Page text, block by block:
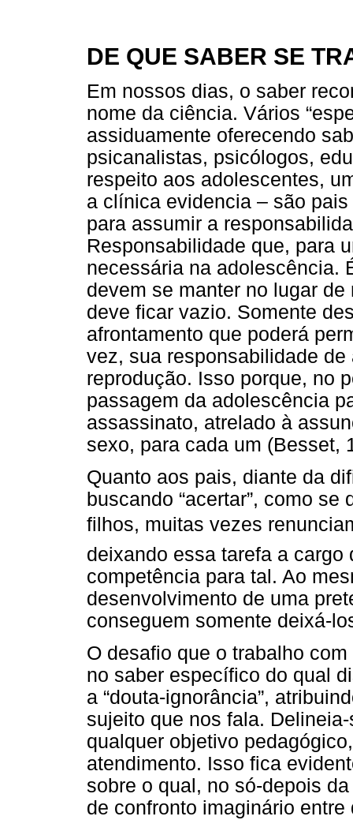
DE QUE SABER SE
Em nossos dias, o saber
nome da ciência. Vários
assiduamente oferecendo
psicanalistas, psicólogos,
respeito aos adolescentes,
a clínica evidencia – são
para assumir a
Responsabilidade que, para
necessária na adolescência.
devem se manter no lugar
deve ficar vazio. Somente
afrontamento que poderá
vez, sua responsabilidade
reprodução. Isso porque, no
passagem da adolescência
assassinato, atrelado à
sexo, para cada um (Besset,
Quanto aos pais, diante da
buscando “acertar”, como
filhos, muitas vezes
deixando essa tarefa a
competência para tal. Ao
desenvolvimento de uma
conseguem somente deixá-
O desafio que o trabalho
no saber específico do qual
a “douta-ignorância”,
sujeito que nos fala.
qualquer objetivo
atendimento. Isso fica
sobre o qual, no só-depois
de confronto imaginário entre